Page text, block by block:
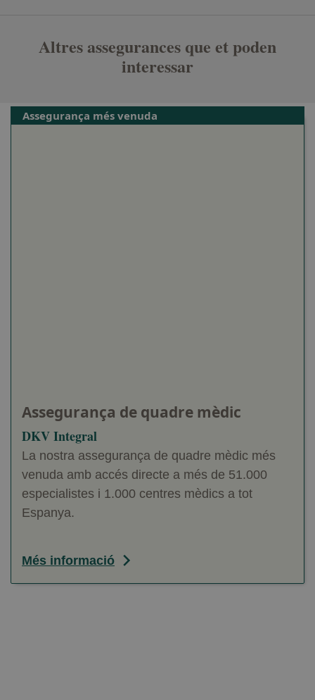
Altres assegurances que et poden
interessar
Assegurança més venuda
Assegurança de quadre mèdic
DKV Integral
La nostra assegurança de quadre mèdic més
venuda amb accés directe a més de 51.000
especialistes i 1.000 centres mèdics a tot
Espanya.
Més informació